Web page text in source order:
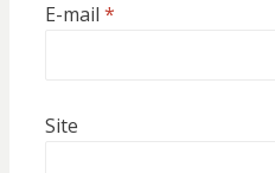
E-mail *
Site